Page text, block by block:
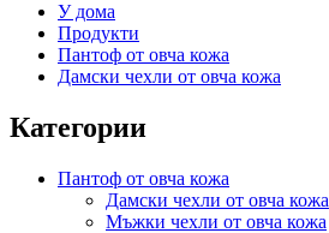
У дома
Продукти
Пантоф от овча кожа
Дамски чехли от овча кожа
Категории
Пантоф от овча кожа
Дамски чехли от овча кожа
Мъжки чехли от овча кожа